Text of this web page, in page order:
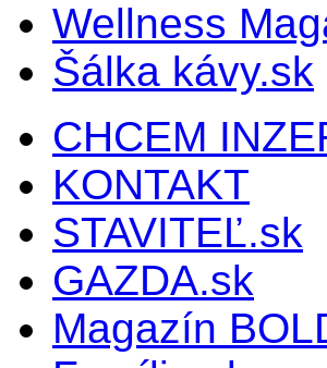
Wellness
Šálka kávy.sk
CHCEM
KONTAKT
STAVITEĽ.sk
GAZDA.sk
Magazín